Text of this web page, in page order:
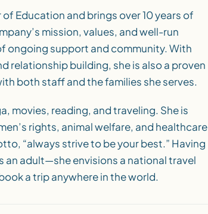
Education and brings over 10 years of
mission, values, and well-run
ongoing support and community. With
relationship building, she is also a proven
both staff and the families she serves.
movies, reading, and traveling. She is
rights, animal welfare, and healthcare
“always strive to be your best.” Having
adult—she envisions a national travel
a trip anywhere in the world.